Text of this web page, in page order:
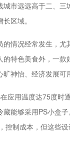
市远远高于二、
区域。
情况经常发生，
特色美食外，一
神怡、经济发展可
应用温度达75度
能够采用PS小盒
控制成本，但这些